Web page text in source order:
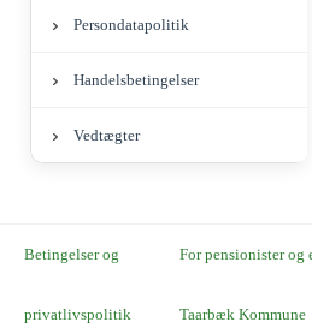
Persondatapolitik
Handelsbetingelser
Vedtægter
Betingelser og
privatlivspolitik
For pensionister og
Taarbæk Kommune